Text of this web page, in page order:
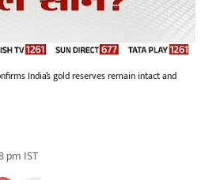
India’s gold reserves remain intact and
pm IST